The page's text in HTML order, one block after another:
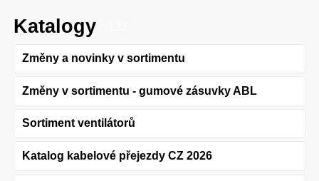
Katalogy
Změny a novinky v sortimentu
Změny v sortimentu - gumové zásuvky ABL
Sortiment ventilátorů
Katalog kabelové přejezdy CZ 2026